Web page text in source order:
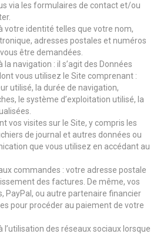
via les formulaires de contact et/ou
votre identité telles que votre nom,
adresses postales et numéros
être demandées.
la navigation : il s’agit des Données
vous utilisez le Site comprenant :
utilisé, la durée de navigation,
le système d’exploitation utilisé, la
vos visites sur le Site, y compris les
de journal et autres données ou
que vous utilisez en accédant au
commandes : votre adresse postale
des factures. De même, vos
PayPal, ou autre partenaire financier
pour procéder au paiement de votre
l’utilisation des réseaux sociaux lorsque